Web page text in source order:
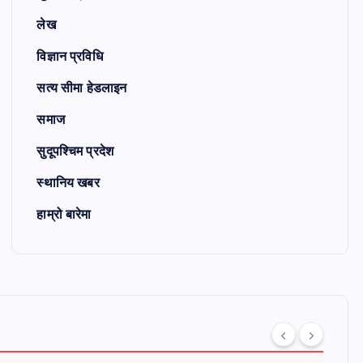
लेख
विज्ञान प्रविधि
सत्य सीमा हेडलाइन
समाज
सुदूपश्चिम प्रदेश
स्थानिय खबर
हाम्रो बारेमा